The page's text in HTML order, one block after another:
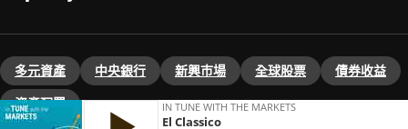
多元資產 中央銀行 新興巿場 全球股票 債券收益
資產配置